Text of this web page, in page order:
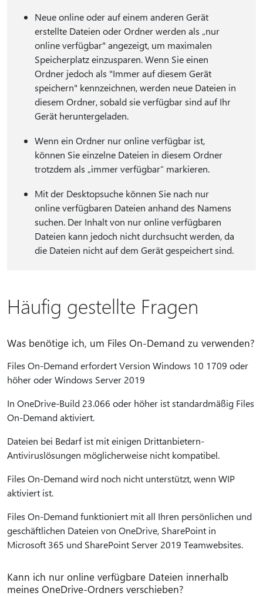
Neue online oder auf einem anderen Gerät
erstellte Dateien oder Ordner werden als „nur
online verfügbar" angezeigt, um maximalen
Speicherplatz einzusparen. Wenn Sie einen
Ordner jedoch als "Immer auf diesem Gerät
speichern" kennzeichnen, werden neue Dateien in
diesem Ordner, sobald sie verfügbar sind auf Ihr
Gerät heruntergeladen.
Wenn ein Ordner nur online verfügbar ist,
können Sie einzelne Dateien in diesem Ordner
trotzdem als „immer verfügbar“ markieren.
Mit der Desktopsuche können Sie nach nur
online verfügbaren Dateien anhand des Namens
suchen. Der Inhalt von nur online verfügbaren
Dateien kann jedoch nicht durchsucht werden, da
die Dateien nicht auf dem Gerät gespeichert sind.
Häufig gestellte Fragen
Was benötige ich, um Files On-Demand zu verwenden?
Files On-Demand erfordert Version Windows 10 1709 oder
höher oder Windows Server 2019
In OneDrive-Build 23.066 oder höher ist standardmäßig Files
On-Demand aktiviert.
Dateien bei Bedarf ist mit einigen Drittanbietern-
Antiviruslösungen möglicherweise nicht kompatibel.
Files On-Demand wird noch nicht unterstützt, wenn WIP
aktiviert ist.
Files On-Demand funktioniert mit all Ihren persönlichen und
geschäftlichen Dateien von OneDrive, SharePoint in
Microsoft 365 und SharePoint Server 2019 Teamwebsites.
Kann ich nur online verfügbare Dateien innerhalb
meines OneDrive-Ordners verschieben?